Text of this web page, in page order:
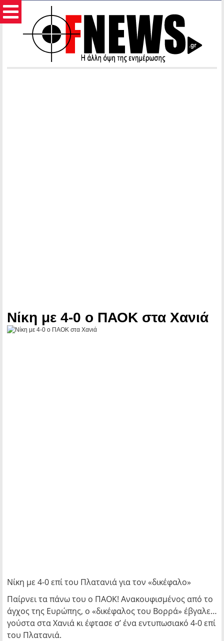
Νίκη με 4-0 ο ΠΑΟΚ στα Χανιά
Νίκη με 4-0 επί του Πλατανιά για τον «δικέφαλο»
Παίρνει τα πάνω του ο ΠΑΟΚ! Ανακουφισμένος από το
άγχος της Ευρώπης, ο «δικέφαλος του Βορρά» έβγαλε…
γούστα στα Χανιά κι έφτασε σ’ ένα εντυπωσιακό 4-0 επί
του Πλατανιά.